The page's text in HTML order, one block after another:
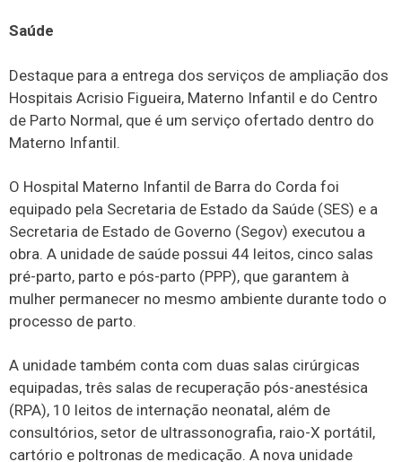
Saúde
Destaque para a entrega dos serviços de ampliação dos
Hospitais Acrisio Figueira, Materno Infantil e do Centro
de Parto Normal, que é um serviço ofertado dentro do
Materno Infantil.
O Hospital Materno Infantil de Barra do Corda foi
equipado pela Secretaria de Estado da Saúde (SES) e a
Secretaria de Estado de Governo (Segov) executou a
obra. A unidade de saúde possui 44 leitos, cinco salas
pré-parto, parto e pós-parto (PPP), que garantem à
mulher permanecer no mesmo ambiente durante todo o
processo de parto.
A unidade também conta com duas salas cirúrgicas
equipadas, três salas de recuperação pós-anestésica
(RPA), 10 leitos de internação neonatal, além de
consultórios, setor de ultrassonografia, raio-X portátil,
cartório e poltronas de medicação. A nova unidade